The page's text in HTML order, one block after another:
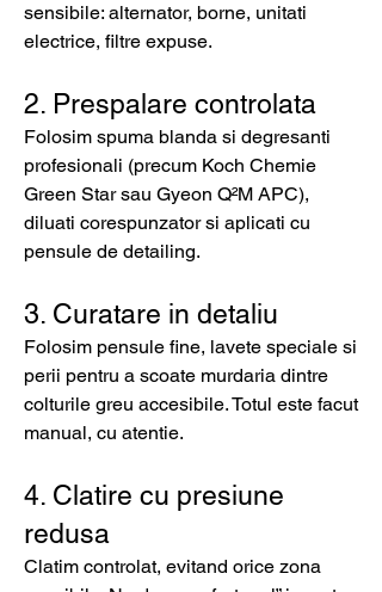
sensibile: alternator, borne, unitati
electrice, filtre expuse.
2. Prespalare controlata
Folosim spuma blanda si degresanti
profesionali (precum Koch Chemie
Green Star sau Gyeon Q²M APC),
diluati corespunzator si aplicati cu
pensule de detailing.
3. Curatare in detaliu
Folosim pensule fine, lavete speciale si
perii pentru a scoate murdaria dintre
colturile greu accesibile. Totul este facut
manual, cu atentie.
4. Clatire cu presiune
redusa
Clatim controlat, evitand orice zona